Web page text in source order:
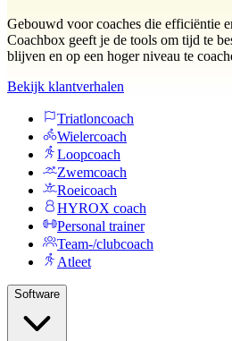
Gebouwd voor coaches die efficiëntie
Coachbox geeft je de tools om tijd te
blijven en op een hoger niveau te
Bekijk klantverhalen
Triatloncoach
Wielercoach
Loopcoach
Zwemcoach
Roeicoach
HYROX coach
Personal trainer
Team-/clubcoach
Atleet
Software